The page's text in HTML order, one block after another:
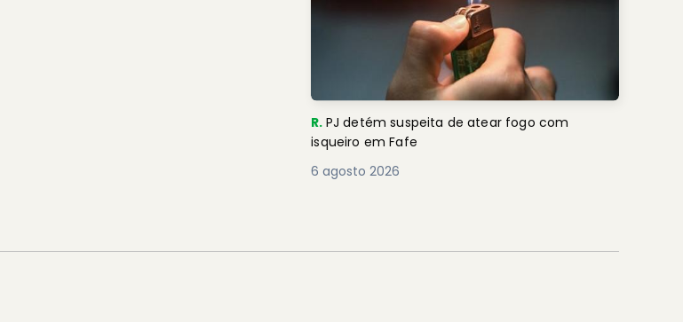
R. PJ detém suspeita de atear fogo com
isqueiro em Fafe
6 agosto 2026